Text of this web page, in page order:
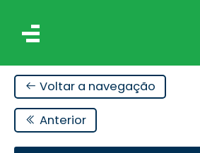
Voltar a navegação
Anterior